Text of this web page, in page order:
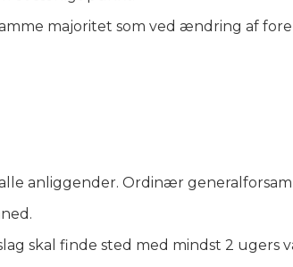
majoritet som ved ændring af
anliggender. Ordinær
skal finde sted med mindst 2 ugers